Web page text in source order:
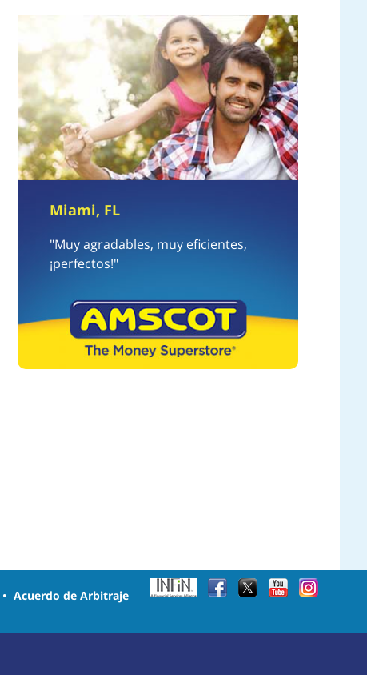
Miami, FL
"Muy agradables, muy eficientes,
¡perfectos!"
• Acuerdo de Arbitraje